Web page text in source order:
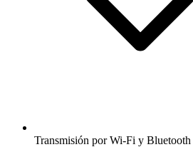
Transmisión por Wi-Fi y Bluetooth